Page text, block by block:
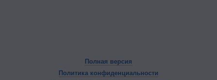
Полная версия
Политика конфиденциальности